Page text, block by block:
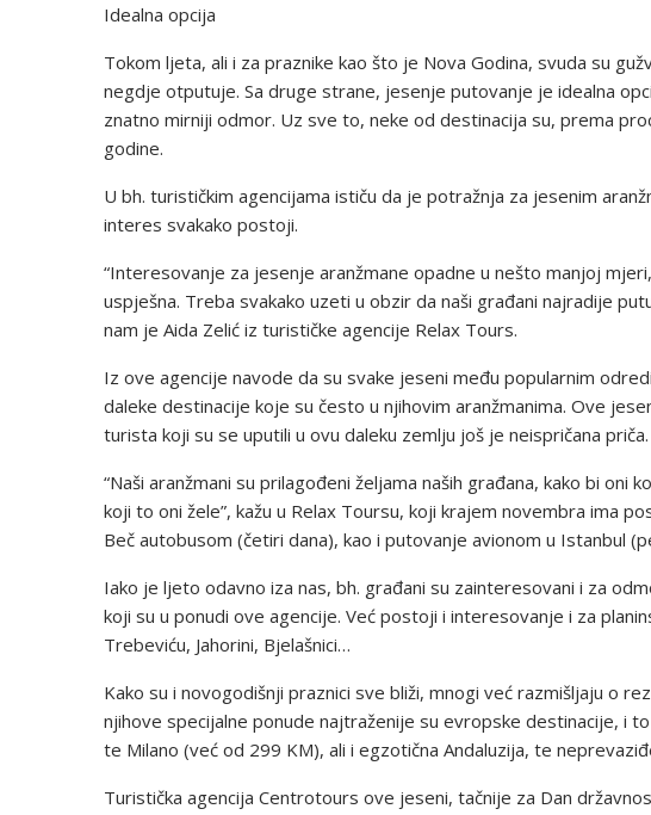
Idealna opcija
Tokom ljeta, ali i za praznike kao što je Nova Godina, svuda su
negdje otputuje. Sa druge strane, jesenje putovanje je idealna
znatno mirniji odmor. Uz sve to, neke od destinacija su, prema
godine.
U bh. turističkim agencijama ističu da je potražnja za jesenim
interes svakako postoji.
“Interesovanje za jesenje aranžmane opadne u nešto manjoj
uspješna. Treba svakako uzeti u obzir da naši građani najradije
nam je Aida Zelić iz turističke agencije Relax Tours.
Iz ove agencije navode da su svake jeseni među popularnim
daleke destinacije koje su često u njihovim aranžmanima. Ove
turista koji su se uputili u ovu daleku zemlju još je neispričana priča.
“Naši aranžmani su prilagođeni željama naših građana, kako bi oni
koji to oni žele”, kažu u Relax Toursu, koji krajem novembra ima
Beč autobusom (četiri dana), kao i putovanje avionom u Istanbul
Iako je ljeto odavno iza nas, bh. građani su zainteresovani i za
koji su u ponudi ove agencije. Već postoji i interesovanje i za
Trebeviću, Jahorini, Bjelašnici…
Kako su i novogodišnji praznici sve bliži, mnogi već razmišljaju o
njihove specijalne ponude najtraženije su evropske destinacije, i
te Milano (već od 299 KM), ali i egzotična Andaluzija, te
Turistička agencija Centrotours ove jeseni, tačnije za Dan